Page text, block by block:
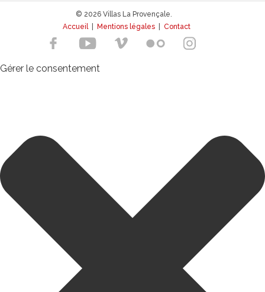
© 2026 Villas La Provençale.
Accueil| Mentions légales Contact
Gérer le consentement